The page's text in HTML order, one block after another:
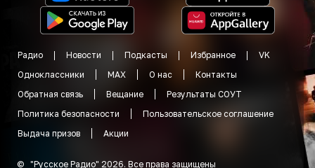
Радио Новости Подкасты Избранное
VK
Одноклассники
MAX О нас
Контакты
Обратная связь
Вещание
Результаты СОУТ
Политика безопасности
Пользовательское соглашение
Выдача призов
Акции
© "Русское Радио" 2026. Все права защищены